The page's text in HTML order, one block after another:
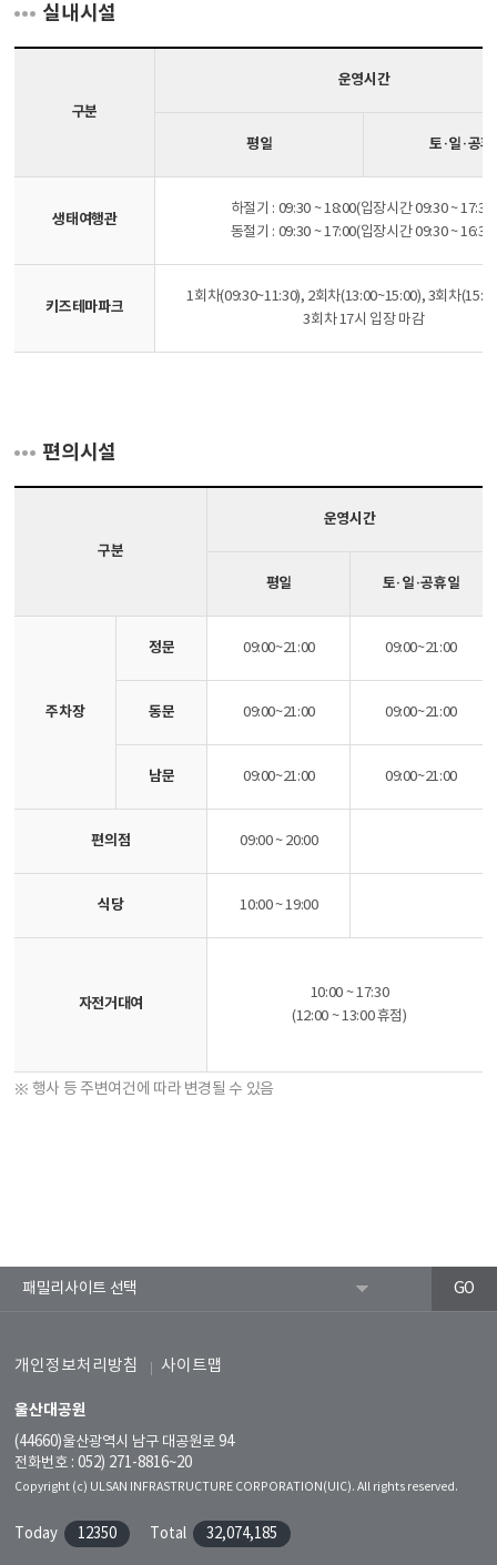
실내시설
구분
운영시간
평일 토·일·공휴
생태여행관
하절기 : 09:30 ~ 18:00(입장시간 09:30 ~ 17:30)
동절기 : 09:30 ~ 17:00(입장시간 09:30 ~ 16:30)
키즈테마파크
1회차(09:30~11:30), 2회차(13:00~15:00), 3회차
3회차 17시 입장 마감
편의시설
구분
운영시간
평일 토·일·공휴일
주차장
정문 09:00~21:00 09:00~21:00
동문 09:00~21:00 09:00~21:00
남문 09:00~21:00 09:00~21:00
편의점 09:00 ~ 20:00
식당 10:00 ~ 19:00
자전거대여
10:00 ~ 17:30
(12:00 ~ 13:00 휴점)
※ 행사 등 주변여건에 따라 변경될 수 있음
개인정보처리방침 사이트맵
울산대공원
(44660)울산광역시 남구 대공원로 94
전화번호 : 052) 271-8816~20
Copyright (c) ULSAN INFRASTRUCTURE CORPORATION(UIC). All rights reserved.
Today 12350 Total 32,074,185